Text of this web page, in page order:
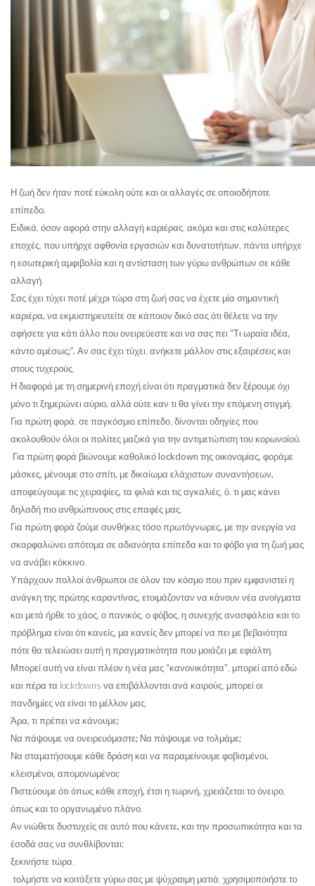
Η ζωή δεν ήταν ποτέ εύκολη ούτε και οι αλλαγές σε οποιοδήποτε
επίπεδο.
Ειδικά, όσον αφορά στην αλλαγή καριέρας, ακόμα και στις καλύτερες
εποχές, που υπήρχε αφθονία εργασιών και δυνατοτήτων, πάντα υπήρχε
η εσωτερική αμφιβολία και η αντίσταση των γύρω ανθρώπων σε κάθε
αλλαγή.
Σας έχει τύχει ποτέ μέχρι τώρα στη ζωή σας να έχετε μία σημαντική
καριέρα, να εκμυστηρευτείτε σε κάποιον δικό σας ότι θέλετε να την
αφήσετε για κάτι άλλοπου ονειρεύεστε καινα σας πει “Τι ωραία ιδέα,
κάντο αμέσως;”. Αν σας έχει τύχει, ανήκετε μάλλον στις εξαιρέσεις και
στους τυχερούς.
Η διαφορά με τη σημερινή εποχή είναι ότι πραγματικά δεν ξέρουμε όχι
μόνο τι ξημερώνει αύριο, αλλά ούτε καν τι θα γίνει την επόμενη στιγμή.
Για πρώτη φορά, σε παγκόσμιο επίπεδο, δίνονται οδηγίες που
ακολουθούν όλοι οι πολίτες μαζικά για την αντιμετώπιση του κορωνοϊού.
Για πρώτη φορά βιώνουμε καθολικό lockdown της οικονομίας, φοράμε
μάσκες, μένουμε στο σπίτι, με δικαίωμα ελάχιστων συναντήσεων,
αποφεύγουμε τις χειραψίες, τα φιλιά και τις αγκαλιές, ό, τι μας κάνει
δηλαδή πιο ανθρώπινους στις επαφές μας.
Για πρώτη φορά ζούμεσυνθήκες τόσο πρωτόγνωρες, με την ανεργία να
σκαρφαλώνει απότομα σε αδιανόητα επίπεδα και το φόβο για τη ζωή μας
να ανάβει κόκκινο.
Υπάρχουν πολλοί άνθρωποι σε όλον τον κόσμοπου πριν εμφανιστεί η
ανάγκη της πρώτης καραντίνας, ετοιμάζονταν να κάνουν νέα ανοίγματα
και μετά ήρθε το χάος, ο πανικός, ο φόβος, η συνεχής ανασφάλεια καιτο
πρόβλημα είναι ότι κανείς, μα κανείς δεν μπορεί να πει με βεβαιότητα
πότε θα τελειώσει αυτή η πραγματικότητα που μοιάζει με εφιάλτη.
Μπορεί αυτή να είναι πλέον η νέα μας “κανονικότητα”, μπορεί από εδώ
και πέρα τα lockdowns να επιβάλλονται ανά καιρούς, μπορεί οι
πανδημίες να είναι το μέλλον μας.
Άρα, τι πρέπει να κάνουμε;
Να πάψουμε να ονειρευόμαστε; Να πάψουμε να τολμάμε;
Να σταματήσουμε κάθε δράση και να παραμείνουμε φοβισμένοι,
κλεισμένοι, απομονωμένοι;
Πιστεύουμε ότι όπως κάθε εποχή, έτσι η τωρινή, χρειάζεται το όνειρο,
όπως και το οργανωμένο πλάνο.
Αν νιώθετε δυστυχείς σε αυτό που κάνετε, και την προσωπικότητα και τα
έσοδά σας να συνθλίβονται:
ξεκινήστετώρα,
τολμήστε να κοιτάξετε γύρω σας με ψύχραιμη ματιά, χρησιμοποιήστε το